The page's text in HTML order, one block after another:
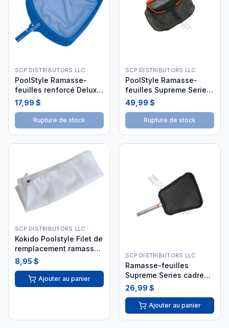
SCP DISTRIBUTORS LLC
PoolStyle Ramasse-
feuilles renforcé Deluxe
K066CB
17,99 $
Rupture de stock
SCP DISTRIBUTORS LLC
PoolStyle Ramasse-
feuilles Supreme Series
20" LR66CB
49,99 $
Rupture de stock
SCP DISTRIBUTORS LLC
Kokido Poolstyle Filet de
remplacement ramasse-
feuilles
8,95 $
Ajouter au panier
SCP DISTRIBUTORS LLC
Ramasse-feuilles
Supreme Series cadre
tubulaire K708CB
26,99 $
Ajouter au panier